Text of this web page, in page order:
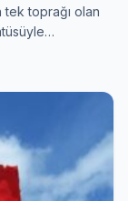
tek toprağı olan